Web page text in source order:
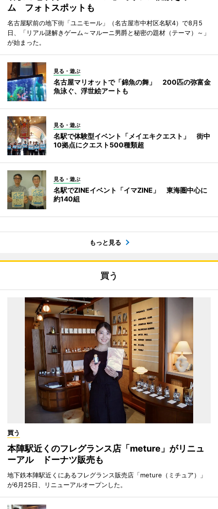
ム フォトスポットも
名古屋駅前の地下街「ユニモール」（名古屋市中村区名駅4）で8月5
日、「リアル謎解きゲーム～マルーニ男爵と秘密の題材（テーマ）～」
が始まった。
見る・遊ぶ
名古屋マリオットで「錦魚の舞」 200匹の弥富金
魚泳ぐ、浮世絵アートも
見る・遊ぶ
名駅で体験型イベント「メイエキクエスト」 街中
10拠点にクエスト500種類超
見る・遊ぶ
名駅でZINEイベント「イマZINE」 東海圏中心に
約140組
もっと見る
買う
買う
本陣駅近くのフレグランス店「meture」がリニュ
ーアル ドーナツ販売も
地下鉄本陣駅近くにあるフレグランス販売店「meture（ミチュア）」
が6月25日、リニューアルオープンした。